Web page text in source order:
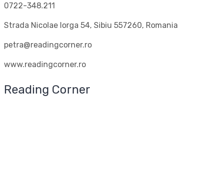
0722-348.211
Strada Nicolae Iorga 54, Sibiu 557260, Romania
petra@readingcorner.ro
www.readingcorner.ro
Reading Corner